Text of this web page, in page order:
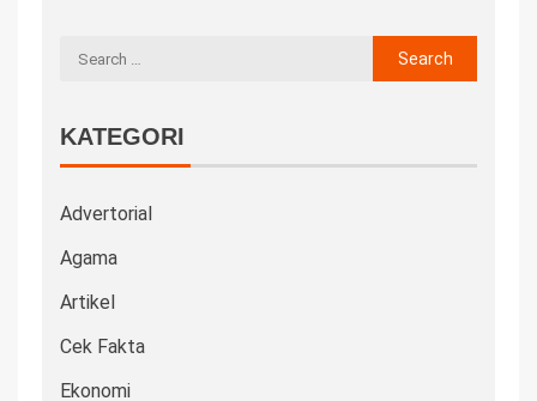
KATEGORI
Advertorial
Agama
Artikel
Cek Fakta
Ekonomi